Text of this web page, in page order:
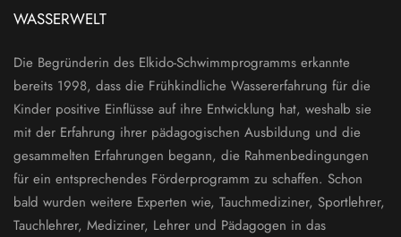
WASSERWELT
Die Begründerin des Elkido-Schwimmprogramms erkannte
bereits 1998, dass die Frühkindliche Wassererfahrung für die
Kinder positive Einflüsse auf ihre Entwicklung hat, weshalb sie
mit der Erfahrung ihrer pädagogischen Ausbildung und die
gesammelten Erfahrungen begann, die Rahmenbedingungen
für ein entsprechendes Förderprogramm zu schaffen. Schon
bald wurden weitere Experten wie, Tauchmediziner, Sportlehrer,
Tauchlehrer, Mediziner, Lehrer und Pädagogen in das